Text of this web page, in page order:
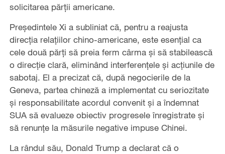
solicitarea părții americane.
Președintele Xi a subliniat că, pentru a reajusta
direcția relațiilor chino-americane, este esențial ca
cele două părți să preia ferm cârma și să stabilească
o direcție clară, eliminând interferențele și acțiunile de
sabotaj. El a precizat că, după negocierile de la
Geneva, partea chineză a implementat cu seriozitate
și responsabilitate acordul convenit și a îndemnat
SUA să evalueze obiectiv progresele înregistrate și
să renunțe la măsurile negative impuse Chinei.
La rândul său, Donald Trump a declarat că o